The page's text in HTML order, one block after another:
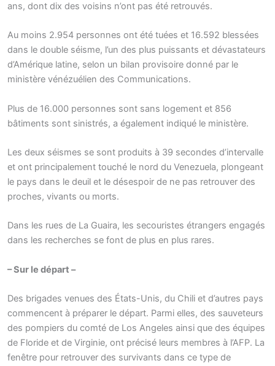
ans, dont dix des voisins n’ont pas été retrouvés.
Au moins 2.954 personnes ont été tuées et 16.592 blessées
dans le double séisme, l’un des plus puissants et dévastateurs
d’Amérique latine, selon un bilan provisoire donné par le
ministère vénézuélien des Communications.
Plus de 16.000 personnes sont sans logement et 856
bâtiments sont sinistrés, a également indiqué le ministère.
Les deux séismes se sont produits à 39 secondes d’intervalle
et ont principalement touché le nord du Venezuela, plongeant
le pays dans le deuil et le désespoir de ne pas retrouver des
proches, vivants ou morts.
Dans les rues de La Guaira, les secouristes étrangers engagés
dans les recherches se font de plus en plus rares.
– Sur le départ –
Des brigades venues des États-Unis, du Chili et d’autres pays
commencent à préparer le départ. Parmi elles, des sauveteurs
des pompiers du comté de Los Angeles ainsi que des équipes
de Floride et de Virginie, ont précisé leurs membres à l’AFP. La
fenêtre pour retrouver des survivants dans ce type de